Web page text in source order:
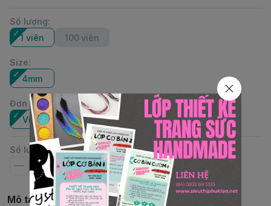
Số lượng:
1 viên
100 viên
Size:
4mm
Đơn vị:
Viên
Gói
Số lượng
Mô tả chi tiết